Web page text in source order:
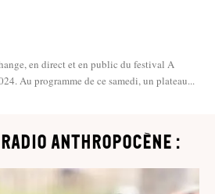
en direct et en public du festival A
Au programme de ce samedi, un plateau...
Anthropocène :